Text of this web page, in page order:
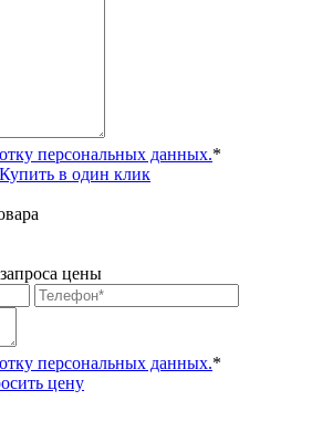
персональных данных.*
Купить в один клик
цены
персональных данных.*
цену